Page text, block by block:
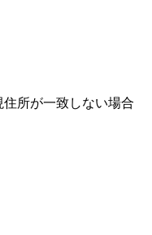
所が一致しない場合